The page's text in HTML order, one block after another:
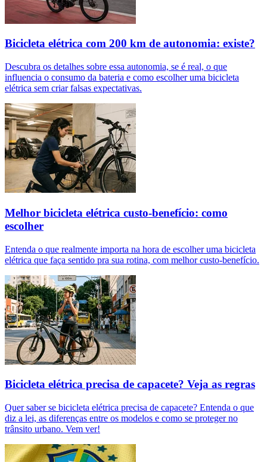
Bicicleta elétrica com 200 km de autonomia: existe?
Descubra os detalhes sobre essa autonomia, se é real, o que
influencia o consumo da bateria e como escolher uma bicicleta
elétrica sem criar falsas expectativas.
Melhor bicicleta elétrica custo-benefício: como
escolher
Entenda o que realmente importa na hora de escolher uma bicicleta
elétrica que faça sentido pra sua rotina, com melhor custo-benefício.
Bicicleta elétrica precisa de capacete? Veja as regras
Quer saber se bicicleta elétrica precisa de capacete? Entenda o que
diz a lei, as diferenças entre os modelos e como se proteger no
trânsito urbano. Vem ver!